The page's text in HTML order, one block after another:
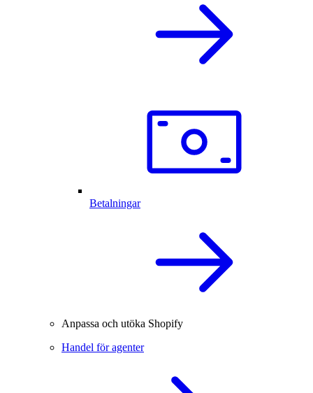
Betalningar
Anpassa och utöka Shopify
Handel för agenter